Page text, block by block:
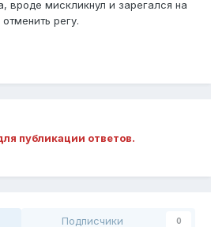
вроде мискликнул и зарегался на
регу.
публикации ответов.
Подписчики 0